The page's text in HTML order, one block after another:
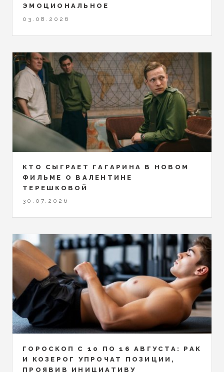
ЭМОЦИОНАЛЬНОЕ
03.08.2026
КТО СЫГРАЕТ ГАГАРИНА В НОВОМ
ФИЛЬМЕ О ВАЛЕНТИНЕ
ТЕРЕШКОВОЙ
30.07.2026
ГОРОСКОП С 10 ПО 16 АВГУСТА: РАК
И КОЗЕРОГ УПРОЧАТ ПОЗИЦИИ,
ПРОЯВИВ ИНИЦИАТИВУ